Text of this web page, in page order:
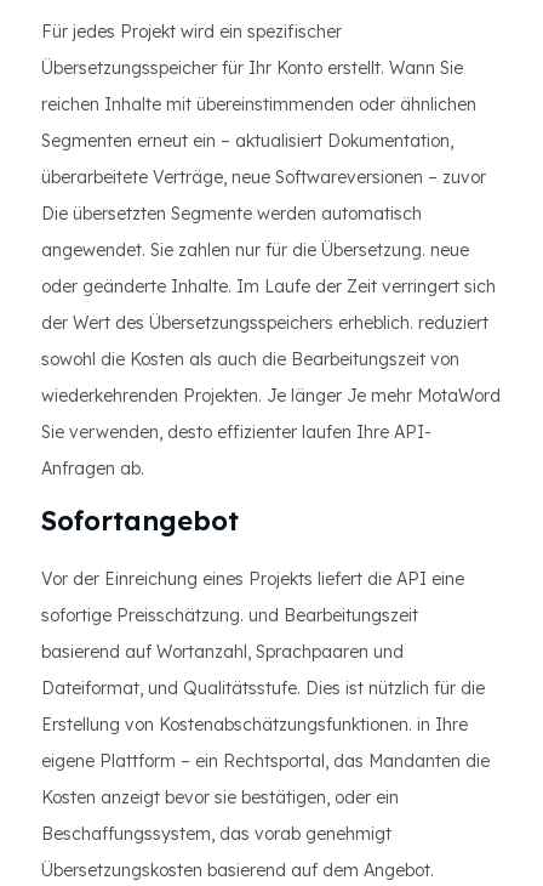
Für jedes Projekt wird ein spezifischer
Übersetzungsspeicher für Ihr Konto erstellt. Wann Sie
reichen Inhalte mit übereinstimmenden oder ähnlichen
Segmenten erneut ein – aktualisiert Dokumentation,
überarbeitete Verträge, neue Softwareversionen – zuvor
Die übersetzten Segmente werden automatisch
angewendet. Sie zahlen nur für die Übersetzung. neue
oder geänderte Inhalte. Im Laufe der Zeit verringert sich
der Wert des Übersetzungsspeichers erheblich. reduziert
sowohl die Kosten als auch die Bearbeitungszeit von
wiederkehrenden Projekten. Je länger Je mehr MotaWord
Sie verwenden, desto effizienter laufen Ihre API-
Anfragen ab.
Sofortangebot
Vor der Einreichung eines Projekts liefert die API eine
sofortige Preisschätzung. und Bearbeitungszeit
basierend auf Wortanzahl, Sprachpaaren und
Dateiformat, und Qualitätsstufe. Dies ist nützlich für die
Erstellung von Kostenabschätzungsfunktionen. in Ihre
eigene Plattform – ein Rechtsportal, das Mandanten die
Kosten anzeigt bevor sie bestätigen, oder ein
Beschaffungssystem, das vorab genehmigt
Übersetzungskosten basierend auf dem Angebot.